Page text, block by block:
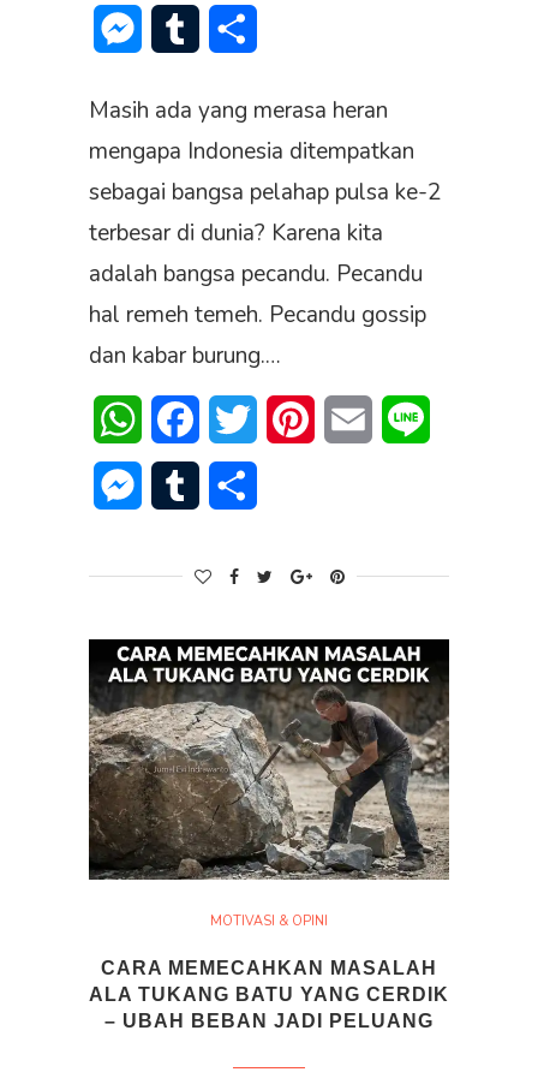
Messenger
Tumblr
Masih ada yang merasa heran
mengapa Indonesia ditempatkan
sebagai bangsa pelahap pulsa ke-2
terbesar di dunia? Karena kita
adalah bangsa pecandu. Pecandu
hal remeh temeh. Pecandu gossip
dan kabar burung.…
WhatsAppFacebookTwitter PinterestEmail
Messenger
Tumblr
MOTIVASI & OPINI
CARA MEMECAHKAN MASALAH
ALA TUKANG BATU YANG CERDIK
– UBAH BEBAN JADI PELUANG